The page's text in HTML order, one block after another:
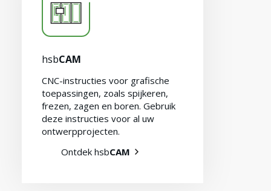
hsbCAM
CNC-instructies voor grafische
toepassingen, zoals spijkeren,
frezen, zagen en boren. Gebruik
deze instructies voor al uw
ontwerpprojecten.
Ontdek hsbCAM